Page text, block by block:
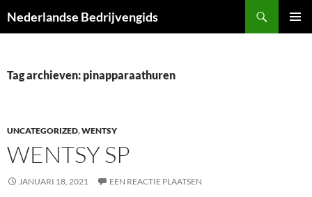
naar
Nederlandse Bedrijvengids
Tag archieven: pinapparaathuren
UNCATEGORIZED,WENTSY
WENTSY SP
JANUARI 18, 2021 EEN REACTIE PLAATSEN